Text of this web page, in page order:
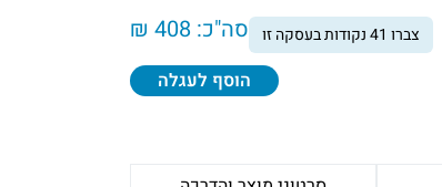
סה"כ: 408 ₪ צברו 41נקודות בעסקה זו
הוסף לעגלה